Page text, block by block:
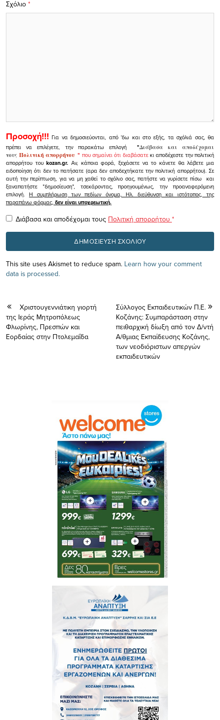
Σχόλιο *
Προσοχή!!! Για να δημοσιεύονται, από 'δω και στο εξής, τα σχόλιά σας, θα
πρέπει να επιλέγετε, την παρακάτω επιλογή
"Διάβασα και αποδέχομαι
τουςΠολιτική απορρήτου" που σημαίνει ότι διαβάσατεκι αποδέχεστε την πολιτική
απορρήτου τουkozan.gr. Αν, κάποια φορά, ξεχάσετε να το κάνετε θα λάβετε μια
ειδοποίηση ότι δεν το πατήσατε (αρα δεν αποδεχτήκατε την πολιτική απορρήτου). Σε
αυτή την περίπτωση, για να μη χαθεί το σχόλιο σας, πατήστε να γυρίσετε πίσω και
ξαναπατήστε "δημοσίευση", τσεκάροντας, προηγουμένως, την προαναφερόμενη
επιλογή.Η συμπλήρωση των πεδίων όνομα, Ηλ. διεύθυνση και ιστότοπος, της
παραπάνω φόρμας, δεν είναι υποχρεωτική.
Διάβασα και αποδέχομαι τους Πολιτική απορρήτου *
This site uses Akismet to reduce spam. Learn how your comment
data is processed.
Χριστουγεννιάτικη γιορτή
της Ιεράς Μητροπόλεως
Φλωρίνης, Πρεσπών και
Εορδαίας στην Πτολεμαΐδα
Σύλλογος Εκπαιδευτικών Π.Ε.
Κοζάνης: Συμπαράσταση στην
πειθαρχική δίωξη από τον Δ/ντή
Α/θμιας Εκπαίδευσης Κοζάνης,
των νεοδιόριστων απεργών
εκπαιδευτικών